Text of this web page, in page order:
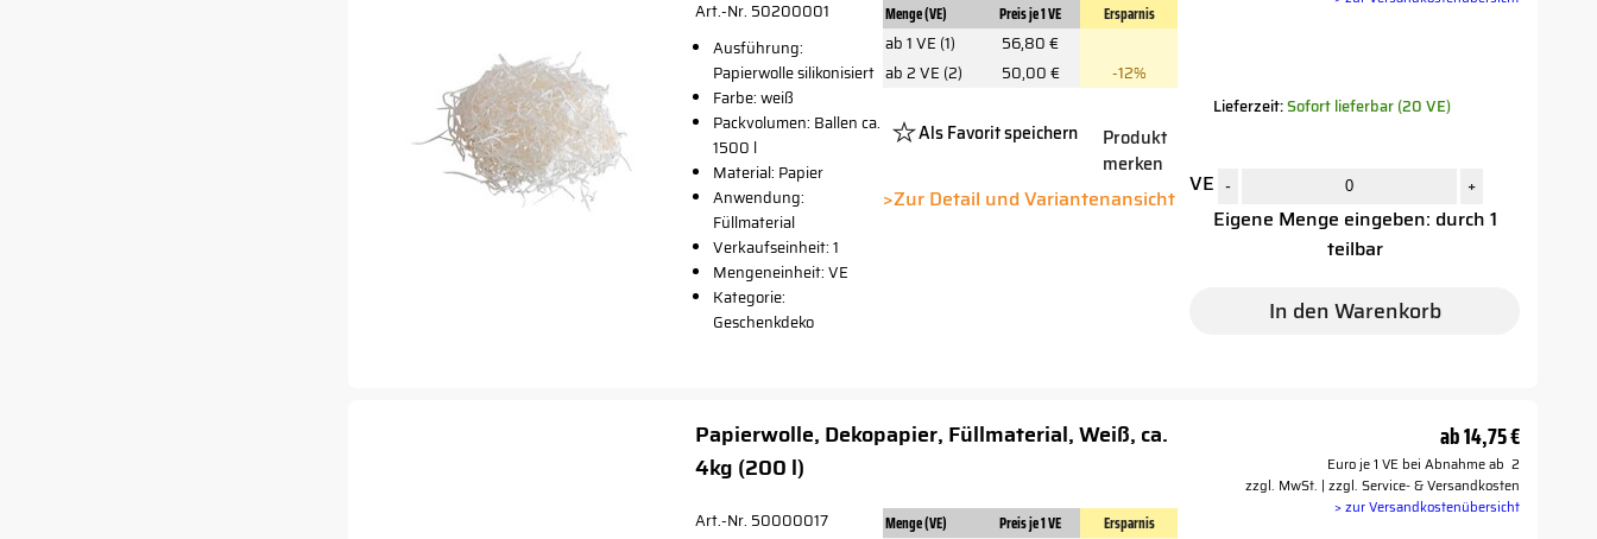
Art.-Nr. 50200001
Ausführung:
Papierwolle silikonisiert
Farbe: weiß
Packvolumen: Ballen ca.
1500 l
Material: Papier
Anwendung:
Füllmaterial
Verkaufseinheit: 1
Mengeneinheit: VE
Kategorie:
Geschenkdeko
Menge (VE) Preis je 1 VE
Ersparnis
ab 1 VE (1)
56,80 €
ab 2 VE (2)
50,00 € -12%
Als Favorit speichern
Button
Produkt
merken
>Zur Detail und Variantenansicht
Lieferzeit:Sofort lieferbar (20 VE)
VE - +
Eigene Menge eingeben: durch 1
teilbar
In den Warenkorb
Papierwolle, Dekopapier, Füllmaterial, Weiß, ca.
4kg (200 l)
Art.-Nr. 50000017
Menge (VE) Preis je 1 VE
Ersparnis
ab14,75 €
Euro je 1 VE bei Abnahme ab 2
zzgl. MwSt. | zzgl. Service- & Versandkosten
> zur Versandkostenübersicht